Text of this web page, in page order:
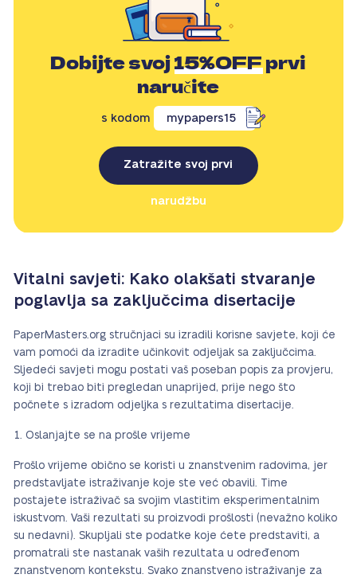
Dobijte svoj15%OFFprvi
naručite
s kodom mypapers15
Zatražite svoj prvi
narudžbu
Vitalni savjeti: Kako olakšati stvaranje
poglavlja sa zaključcima disertacije
PaperMasters.org stručnjaci su izradili korisne savjete, koji će
vam pomoći da izradite učinkovit odjeljak sa zaključcima.
Sljedeći savjeti mogu postati vaš poseban popis za provjeru,
koji bi trebao biti pregledan unaprijed, prije nego što
počnete s izradom odjeljka s rezultatima disertacije.
Oslanjajte se na prošle vrijeme
Prošlo vrijeme obično se koristi u znanstvenim radovima, jer
predstavljate istraživanje koje ste već obavili. Time
postajete istraživač sa svojim vlastitim eksperimentalnim
iskustvom. Vaši rezultati su proizvodi prošlosti (nevažno koliko
su nedavni). Skupljali ste podatke koje ćete predstaviti, a
promatrali ste nastanak vaših rezultata u određenom
znanstvenom kontekstu. Svako znanstveno istraživanje za